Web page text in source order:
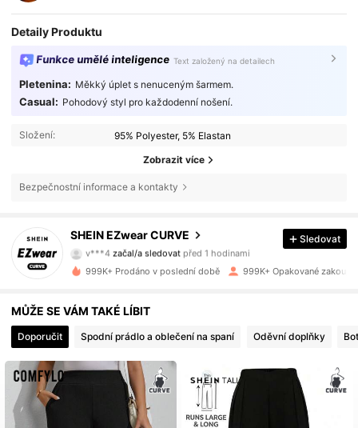
Detaily Produktu
Funkce umělé inteligence Text založený na detailech
Pletenina: Měkký úplet s nenuceným šarmem.
Casual: Pohodový styl pro každodenní nošení.
Složení: 95% Polyester, 5% Elastan
Zobrazit více
Bezpečnostní informace a kontakty
SHEIN EZwear CURVE
v***4začal/a sledovatpřed 1 hodinami
c***6 prochází
4.84
398K Sledující
4.84 398K Sledující
4.84 398K Sledující
398K Sledující
Sledovat
999K+ Prodáno v poslední době 999K+ Opakované
MŮŽE SE VÁM TAKÉ LÍBIT
Doporučit Spodní prádlo a oblečení na spaní Oděvní doplňky